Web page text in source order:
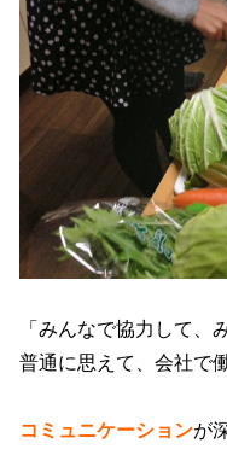
「みんなで協力して、
普通に思えて、会社で
コミュニケーションが